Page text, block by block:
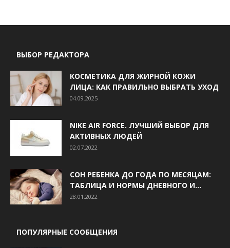
ВЫБОР РЕДАКТОРА
КОСМЕТИКА ДЛЯ ЖИРНОЙ КОЖИ
ЛИЦА: КАК ПРАВИЛЬНО ВЫБРАТЬ УХОД
04.09.2025
NIKE AIR FORCE. ЛУЧШИЙ ВЫБОР ДЛЯ
АКТИВНЫХ ЛЮДЕЙ
02.07.2022
СОН РЕБЕНКА ДО ГОДА ПО МЕСЯЦАМ:
ТАБЛИЦА И НОРМЫ ДНЕВНОГО И...
28.01.2022
ПОПУЛЯРНЫЕ СООБЩЕНИЯ